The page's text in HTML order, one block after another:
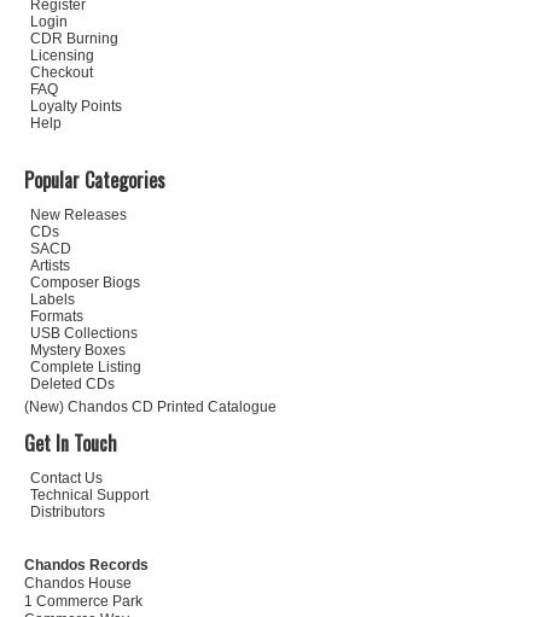
Register
Login
CDR Burning
Licensing
Checkout
FAQ
Loyalty Points
Help
Popular Categories
New Releases
CDs
SACD
Artists
Composer Biogs
Labels
Formats
USB Collections
Mystery Boxes
Complete Listing
Deleted CDs
(New) Chandos CD Printed Catalogue
Get In Touch
Contact Us
Technical Support
Distributors
Chandos Records
Chandos House
1 Commerce Park